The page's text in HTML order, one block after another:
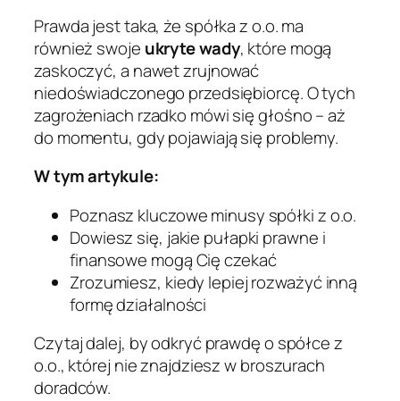
Prawda jest taka, że spółka z o.o. ma
również swoje ukryte wady, które mogą
zaskoczyć, a nawet zrujnować
niedoświadczonego przedsiębiorcę. O tych
zagrożeniach rzadko mówi się głośno – aż
do momentu, gdy pojawiają się problemy.
W tym artykule:
Poznasz kluczowe minusy spółki z o.o.
Dowiesz się, jakie pułapki prawne i
finansowe mogą Cię czekać
Zrozumiesz, kiedy lepiej rozważyć inną
formę działalności
Czytaj dalej, by odkryć prawdę o spółce z
o.o., której nie znajdziesz w broszurach
doradców.